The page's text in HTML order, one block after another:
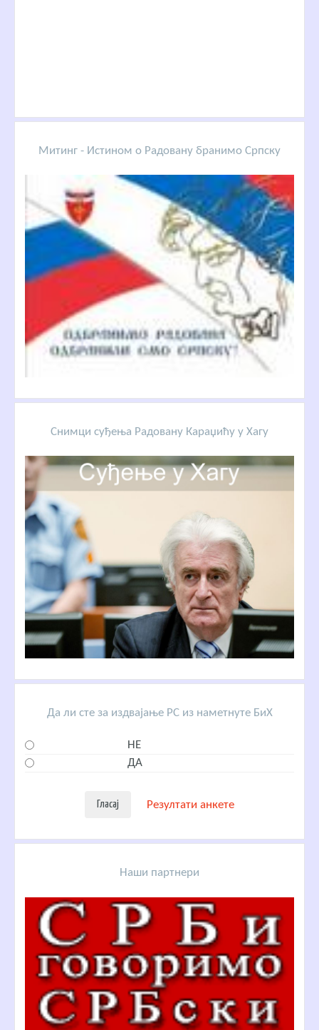
Митинг - Истином о Радовану бранимо Српску
Снимци суђења Радовану Караџићу у Хагу
Да ли сте за издвајање РС из наметнуте БиХ
НЕ
ДА
Резултати анкете
Наши партнери